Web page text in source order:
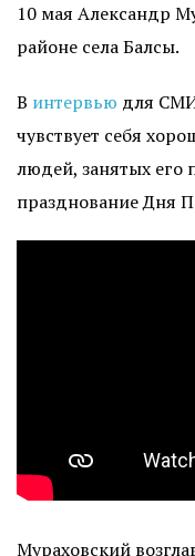
10 мая Александр
районе села Балсы.
В интервью для
чувствует себя
людей, занятых его
празднование Дня
Мураховский